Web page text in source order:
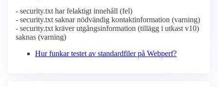
- security.txt har felaktigt innehåll (fel)
- security.txt saknar nödvändig kontaktinformation (varning)
- security.txt kräver utgångsinformation (tillägg i utkast v10)
saknas (varning)
Hur funkar testet av standardfiler på Webperf?